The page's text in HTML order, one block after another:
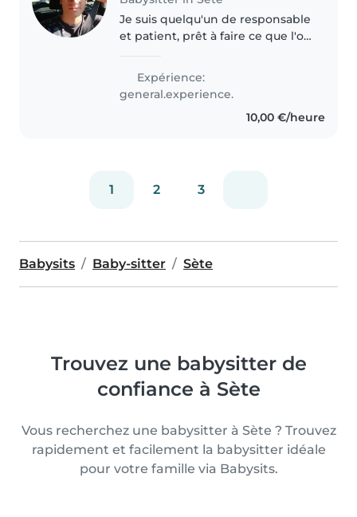
Je suis quelqu'un de responsable
et patient, prêt à faire ce que l'on
disposition toute la semaine à
n'importe quel horaire. J'ai très
souvent gardé mes jeunes..
Expérience:
general.experience.
10,00 €/heure
1 2 3
Babysits Baby-sitter Sète
Trouvez une babysitter de
confiance à Sète
Vous recherchez une babysitter à Sète ? Trouvez
rapidement et facilement la babysitter idéale
pour votre famille via Babysits.